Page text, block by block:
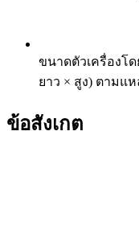
ขนาดตัวเครื่องโด
ยาว × สูง) ตามแ
ข้อสังเกต